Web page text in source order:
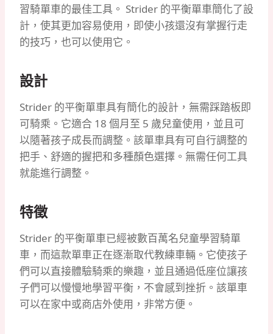
習騎單車的最佳工具。 Strider 的平衡單車簡化了設
計，使其更加容易使用，即使小孩還沒有掌握行走
的技巧，也可以使用它。
設計
Strider 的平衡單車具有簡化的設計，無需踩踏板即
可騎乘。它適合 18 個月至 5 歲兒童使用，並且可
以隨著孩子成長而調整。該單車具有可自行調整的
把手、舒適的握把和多種顏色選擇。無需任何工具
就能進行調整。
特徵
Strider 的平衡單車已經被數百萬名兒童學習騎單
車，而這款單車正在逐漸取代教練車輛。它使孩子
們可以直接體驗騎乘的樂趣，並且通過低座位讓孩
子們可以慢慢地學習平衡，不會感到挫折。該單車
可以在家中或商店外使用，非常方便。